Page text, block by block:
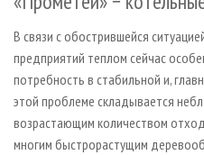
В связи с обострившейся
предприятий теплом сейчас
потребность в стабильной и,
этой проблеме складывается
возрастающим количеством
многим быстрорастущим